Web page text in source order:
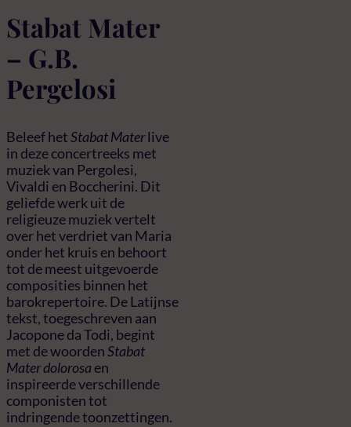
Stabat Mater
– G.B.
Pergelosi
Beleef hetStabat Materlive
in deze concertreeks met
muziek van Pergolesi,
Vivaldi en Boccherini. Dit
geliefde werk uit de
religieuze muziek vertelt
over het verdriet van Maria
onder het kruis en behoort
tot de meest uitgevoerde
composities binnen het
barokrepertoire. De Latijnse
tekst, toegeschreven aan
Jacopone da Todi, begint
met de woordenStabat
Mater dolorosa en
inspireerde verschillende
componisten tot
indringende toonzettingen.